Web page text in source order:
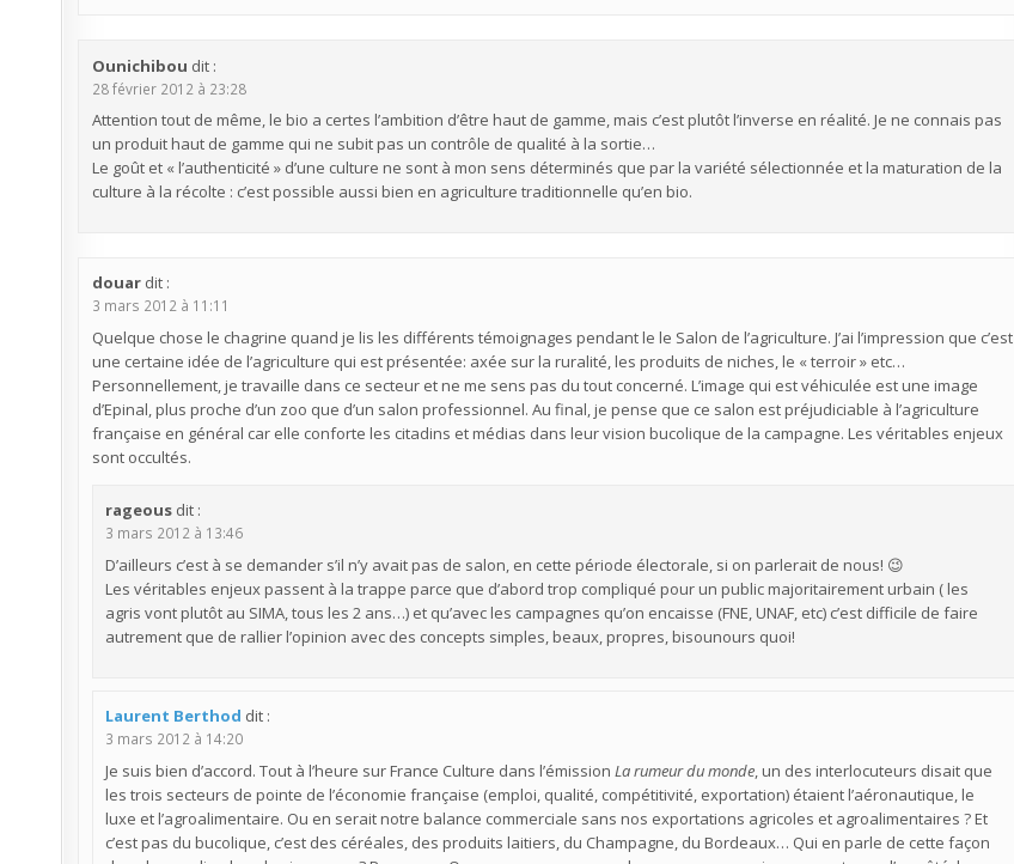
Ounichibou dit :
28 février 2012 à 23:28
Attention tout de même, le bio a certes l’ambition d’être haut de gamme, mais c’est plutôt l’inverse en réalité. Je ne connais pas
un produit haut de gamme qui ne subit pas un contrôle de qualité à la sortie…
Le goût et « l’authenticité » d’une culture ne sont à mon sens déterminés que par la variété sélectionnée et la maturation de la
culture à la récolte : c’est possible aussi bien en agriculture traditionnelle qu’en bio.
douar dit :
3 mars 2012 à 11:11
Quelque chose le chagrine quand je lis les différents témoignages pendant le le Salon de l’agriculture. J’ai l’impression que c’est
une certaine idée de l’agriculture qui est présentée: axée sur la ruralité, les produits de niches, le « terroir » etc…
Personnellement, je travaille dans ce secteur et ne me sens pas du tout concerné. L’image qui est véhiculée est une image
d’Epinal, plus proche d’un zoo que d’un salon professionnel. Au final, je pense que ce salon est préjudiciable à l’agriculture
française en général car elle conforte les citadins et médias dans leur vision bucolique de la campagne. Les véritables enjeux
sont occultés.
rageous dit :
3 mars 2012 à 13:46
D’ailleurs c’est à se demander s’il n’y avait pas de salon, en cette période électorale, si on parlerait de nous! 😉
Les véritables enjeux passent à la trappe parce que d’abord trop compliqué pour un public majoritairement urbain ( les
agris vont plutôt au SIMA, tous les 2 ans…) et qu’avec les campagnes qu’on encaisse (FNE, UNAF, etc) c’est difficile de faire
autrement que de rallier l’opinion avec des concepts simples, beaux, propres, bisounours quoi!
Laurent Berthod dit :
3 mars 2012 à 14:20
Je suis bien d’accord. Tout à l’heure sur France Culture dans l’émission La rumeur du monde, un des interlocuteurs disait que
les trois secteurs de pointe de l’économie française (emploi, qualité, compétitivité, exportation) étaient l’aéronautique, le
luxe et l’agroalimentaire. Ou en serait notre balance commerciale sans nos exportations agricoles et agroalimentaires ? Et
c’est pas du bucolique, c’est des céréales, des produits laitiers, du Champagne, du Bordeaux… Qui en parle de cette façon